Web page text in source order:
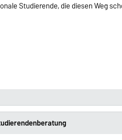
Studierende, die diesen Weg